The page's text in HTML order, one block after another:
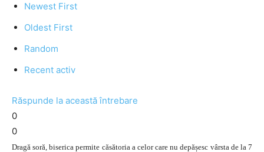
Newest First
Oldest First
Random
Recent activ
Răspunde la această întrebare
0
0
Dragă soră, biserica permite căsătoria a celor care nu depășesc vârsta de la 7